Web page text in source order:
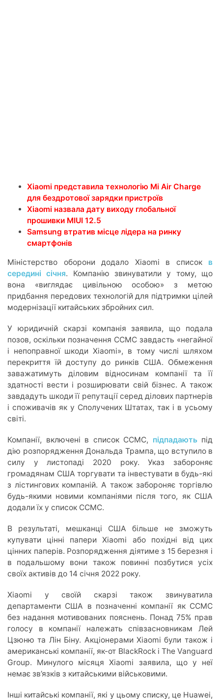
Xiaomi представила технологію Mi Air Charge
для бездротової зарядки пристроїв
Xiаomi назвала дату виходу глобальної
прошивки MIUI 12.5
Samsung втратив місце лідера на ринку
смартфонів
Міністерство оборони додало Xiaomi в список в
середині січня. Компанію звинуватили у тому, що
вона «виглядає цивільною особою» з метою
придбання передових технологій для підтримки цілей
модернізації китайських збройних сил.
У юридичній скарзі компанія заявила, що подала
позов, оскільки позначення CCMC завдасть «негайної
і непоправної шкоди Xiaomi», в тому числі шляхом
перекриття їй доступу до ринків США. Обмеження
заважатимуть діловим відносинам компанії та її
здатності вести і розширювати свій бізнес. А також
завдадуть шкоди її репутації серед ділових партнерів
і споживачів як у Сполучених Штатах, так і в усьому
світі.
Компанії, включені в список CCMC, підпадаютьпід
дію розпорядження Дональда Трампа, що вступило в
силу у листопаді 2020 року. Указ забороняє
громадянам США торгувати та інвестувати в будь-які
з лістингових компаній. А також забороняє торгівлю
будь-якими новими компаніями після того, як США
додали їх у список CCMC.
В результаті, мешканці США більше не зможуть
купувати цінні папери Xiaomi або похідні від цих
цінних паперів. Розпорядження діятиме з 15 березня і
в подальшому вони також повинні позбутися усіх
своїх активів до 14 січня 2022 року.
Xiaomi у своїй скарзі також звинуватила
департаменти США в позначенні компанії як CCMC
без надання мотивованих пояснень. Понад 75% прав
голосу в компанії належать співзасновникам Лей
Цзюню та Лін Біну. Акціонерами Xiaomi були також і
американські компанії, як-от BlackRock і The Vanguard
Group. Минулого місяця Xiaomi заявила, що у неї
немає зв’язків з китайськими військовими.
Інші китайські компанії, які у цьому списку, це Huawei,